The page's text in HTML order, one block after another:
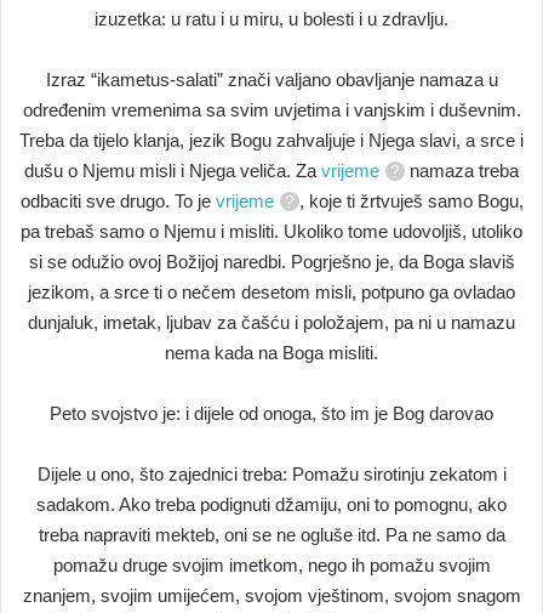
izuzetka: u ratu i u miru, u bolesti i u zdravlju.
Izraz “ikametus-salati” znači valjano obavljanje namaza u
određenim vremenima sa svim uvjetima i vanjskim i duševnim.
Treba da tijelo klanja, jezik Bogu zahvaljuje i Njega slavi, a srce i
dušu o Njemu misli i Njega veliča. Za vrijeme
namaza treba
odbaciti sve drugo. To je vrijeme
, koje ti žrtvuješ samo Bogu,
pa trebaš samo o Njemu i misliti. Ukoliko tome udovoljiš, utoliko
si se odužio ovoj Božijoj naredbi. Pogrješno je, da Boga slaviš
jezikom, a srce ti o nečem desetom misli, potpuno ga ovladao
dunjaluk, imetak, ljubav za čašću i položajem, pa ni u namazu
nema kada na Boga misliti.
Peto svojstvo je: i dijele od onoga, što im je Bog darovao
Dijele u ono, što zajednici treba: Pomažu sirotinju zekatom i
sadakom. Ako treba podignuti džamiju, oni to pomognu, ako
treba napraviti mekteb, oni se ne ogluše itd. Pa ne samo da
pomažu druge svojim imetkom, nego ih pomažu svojim
znanjem, svojim umijećem, svojom vještinom, svojom snagom